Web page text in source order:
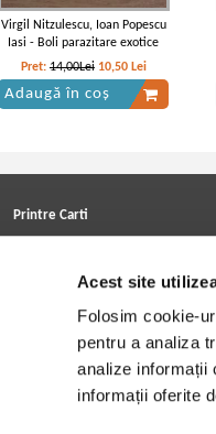
Acest site
Folosim cookie-
pentru a analiza
analize informații
informații oferite
Virgil Nitzulescu, Ioan Popescu
Iasi - Boli parazitare exotice
Pret: 14,00Lei 10,50 Lei
Adaugă în coș
Printre Carti
Cele mai căutate cărți
Blog Printre Carti
Cărţi sub 5 lei
Cărţi sub 8 lei